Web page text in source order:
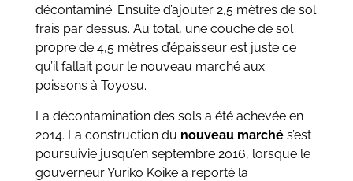
décontaminé. Ensuite d’ajouter 2,5 mètres de sol
frais par dessus. Au total, une couche de sol
propre de 4,5 mètres d’épaisseur est juste ce
qu’il fallait pour le nouveau marché aux
poissons à Toyosu.
La décontamination des sols a été achevée en
2014. La construction du nouveau marchés’est
poursuivie jusqu’en septembre 2016, lorsque le
gouverneur Yuriko Koike a reporté la